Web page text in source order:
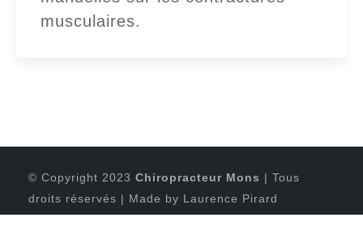
musculaires.
© Copyright 2023 Chiropracteur Mons | Tous
droits réservés | Made by Laurence Pirard